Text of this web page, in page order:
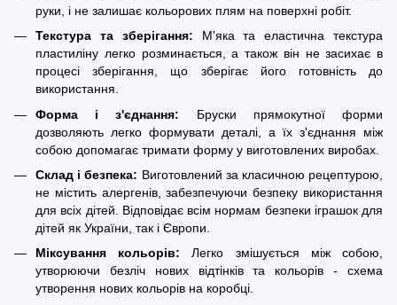
руки, і не залишає кольорових плям на поверхні робіт.
Текстура та зберігання: М'яка та еластична текстура
пластиліну легко розминається, а також він не засихає в
процесі зберігання, що зберігає його готовність до
використання.
Форма і з'єднання: Бруски прямокутної форми
дозволяють легко формувати деталі, а їх з'єднання між
собою допомагає тримати форму у виготовлених виробах.
Склад і безпека: Виготовлений за класичною рецептурою,
не містить алергенів, забезпечуючи безпеку використання
для всіх дітей. Відповідає всім нормам безпеки іграшок для
дітей як України, так і Європи.
Міксування кольорів: Легко змішується між собою,
утворюючи безліч нових відтінків та кольорів - схема
утворення нових кольорів на коробці.